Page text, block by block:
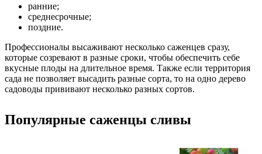
ранние;
среднесрочные;
поздние.
Профессионалы высаживают несколько саженцев сразу,
которые созревают в разные сроки, чтобы обеспечить себе
вкусные плоды на длительное время. Также если территория
сада не позволяет высадить разные сорта, то на одно дерево
садоводы прививают несколько разных сортов.
Популярные саженцы сливы